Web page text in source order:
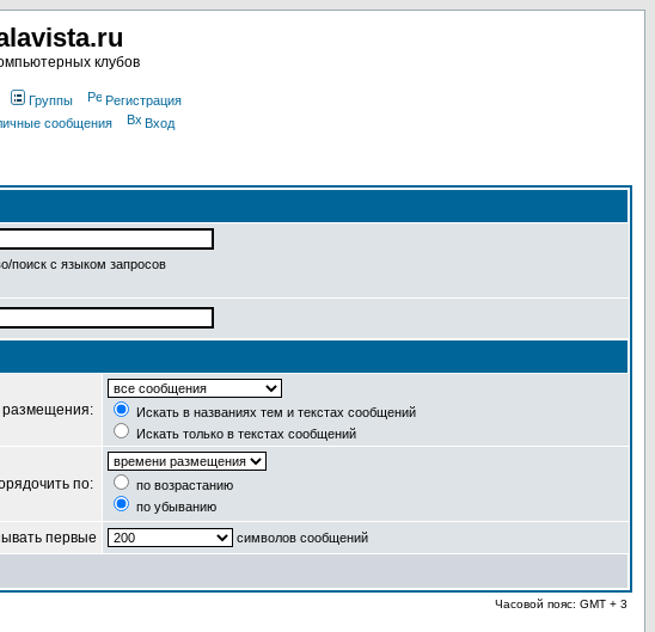
клубов
Группы
Регистрация
сообщения Вход
поиск с языком запросов
размещения:
Искать в названиях тем и текстах сообщений
Искать только в текстах сообщений
по:
по возрастанию
по убыванию
первые символов сообщений
Часовой пояс: GMT + 3